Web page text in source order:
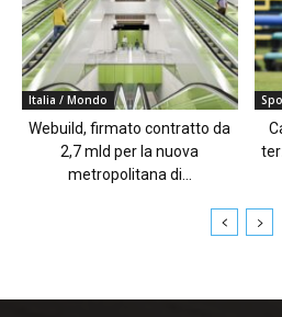
Italia / Mondo
Webuild, firmato contratto da
2,7 mld per la nuova
metropolitana di...